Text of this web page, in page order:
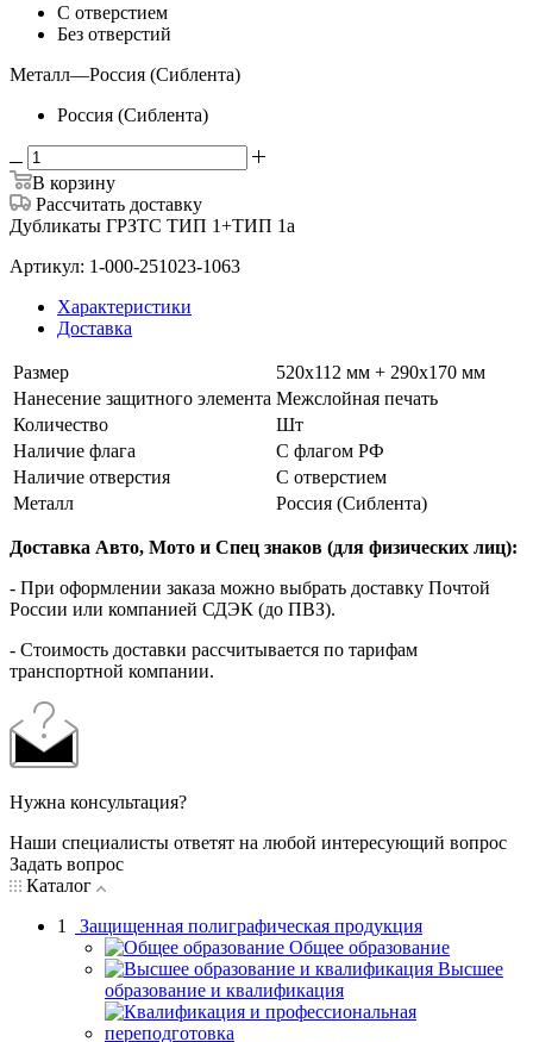
С отверстием
Без отверстий
Металл—Россия (Сиблента)
Россия (Сиблента)
В корзину
Рассчитать доставку
Дубликаты ГРЗТС ТИП 1+ТИП 1а
Артикул: 1-000-251023-1063
Характеристики
Доставка
Размер
520х112 мм + 290х170 мм
Нанесение защитного элемента Межслойная печать
Количество
Шт
Наличие флага
С флагом РФ
Наличие отверстия
С отверстием
Металл
Россия (Сиблента)
Доставка Авто, Мото и Спец знаков (для физических лиц):
- При оформлении заказа можно выбрать доставку Почтой
России или компанией СДЭК (до ПВЗ).
- Стоимость доставки рассчитывается по тарифам
транспортной компании.
Нужна консультация?
Наши специалисты ответят на любой интересующий вопрос
Задать вопрос
Каталог
1
Защищенная полиграфическая продукция
Общее образование
Высшее
образование и квалификация